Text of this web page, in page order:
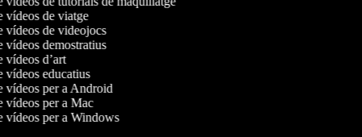
vídeos de viatge
vídeos de videojocs
vídeos demostratius
vídeos d’art
vídeos educatius
vídeos per a Android
vídeos per a Mac
vídeos per a Windows